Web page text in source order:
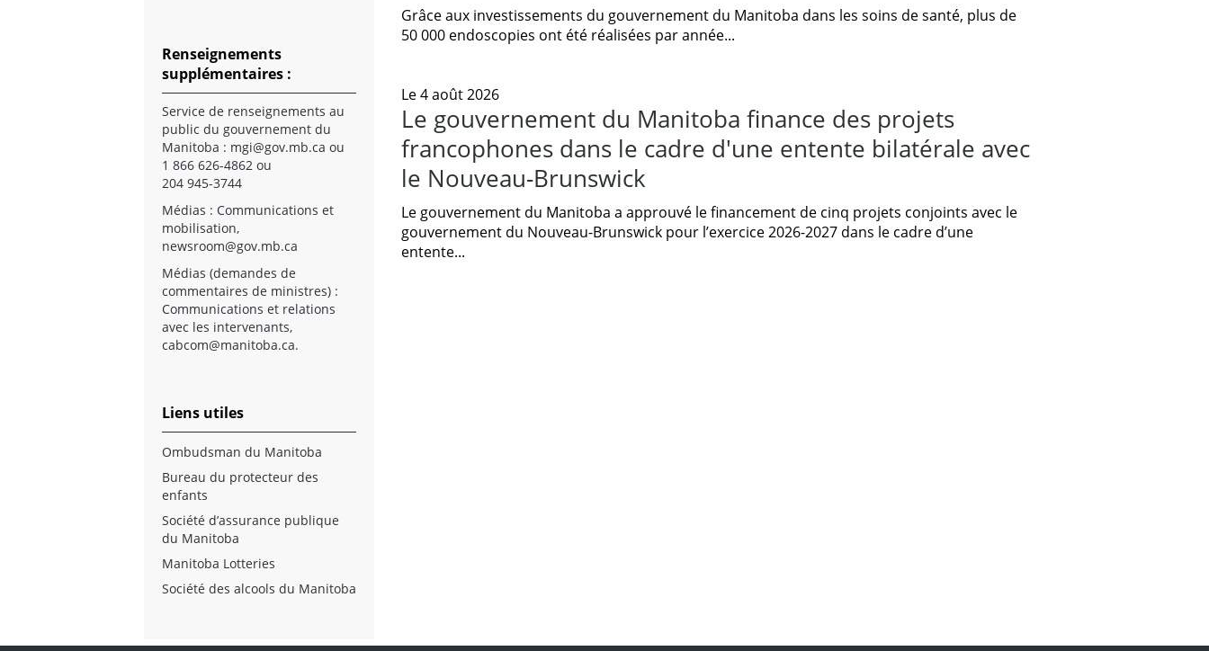
Grâce aux investissements du gouvernement du Manitoba dans les soins de santé, plus de
50 000 endoscopies ont été réalisées par année...
Le 4 août 2026
Le gouvernement du Manitoba finance des projets
francophones dans le cadre d'une entente bilatérale avec
le Nouveau-Brunswick
Le gouvernement du Manitoba a approuvé le financement de cinq projets conjoints avec le
gouvernement du Nouveau-Brunswick pour l’exercice 2026-2027 dans le cadre d’une
entente...
Renseignements
supplémentaires :
Service de renseignements au
public du gouvernement du
Manitoba : mgi@gov.mb.ca ou
1 866 626-4862 ou
204 945-3744
Médias : Communications et
mobilisation,
newsroom@gov.mb.ca
Médias (demandes de
commentaires de ministres) :
Communications et relations
avec les intervenants,
cabcom@manitoba.ca.
Liens utiles
Ombudsman du Manitoba
Bureau du protecteur des
enfants
Société d’assurance publique
du Manitoba
Manitoba Lotteries
Société des alcools du Manitoba